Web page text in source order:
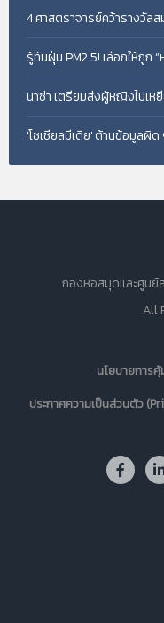
4 ศาสตราจารย์คว้ารางวัล
รู้ทันฝุ่น PM2.5! เลือกให้ถูก
นาซ่า เตรียมส่งผู้หญิงไปเห
'โซเชียลมีเดีย' ต้านข้อมูลผิ
กองหอสมุดและศูนย์
All
นโยบายการ
ประกาศความเป็นส่วนตัว